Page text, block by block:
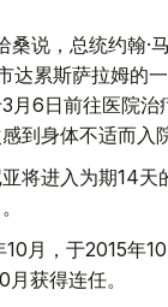
桑说，总统约翰·
达累斯萨拉姆的
月6日前往医院治
到身体不适而入
将进入为期14天
月，于2015年
获得连任。